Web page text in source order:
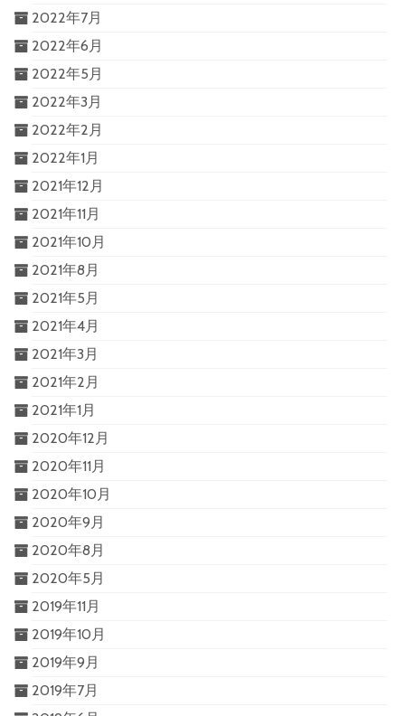
2022年7月
2022年6月
2022年5月
2022年3月
2022年2月
2022年1月
2021年12月
2021年11月
2021年10月
2021年8月
2021年5月
2021年4月
2021年3月
2021年2月
2021年1月
2020年12月
2020年11月
2020年10月
2020年9月
2020年8月
2020年5月
2019年11月
2019年10月
2019年9月
2019年7月